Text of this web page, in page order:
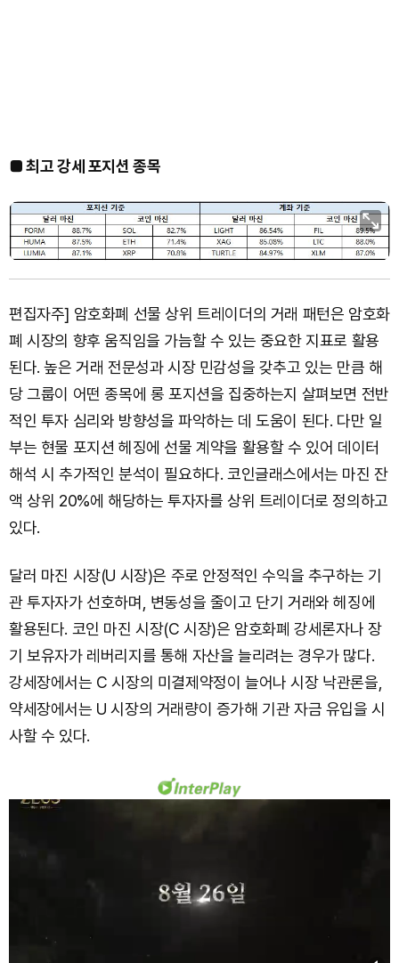
■ 최고 강세 포지션 종목
편집자주] 암호화폐 선물 상위 트레이더의 거래 패턴은 암호화
폐 시장의 향후 움직임을 가늠할 수 있는 중요한 지표로 활용
된다. 높은 거래 전문성과 시장 민감성을 갖추고 있는 만큼 해
당 그룹이 어떤 종목에 롱 포지션을 집중하는지 살펴보면 전반
적인 투자 심리와 방향성을 파악하는 데 도움이 된다. 다만 일
부는 현물 포지션 헤징에 선물 계약을 활용할 수 있어 데이터
해석 시 추가적인 분석이 필요하다. 코인글래스에서는 마진 잔
액 상위 20%에 해당하는 투자자를 상위 트레이더로 정의하고
있다.
달러 마진 시장(U 시장)은 주로 안정적인 수익을 추구하는 기
관 투자자가 선호하며, 변동성을 줄이고 단기 거래와 헤징에
활용된다. 코인 마진 시장(C 시장)은 암호화폐 강세론자나 장
기 보유자가 레버리지를 통해 자산을 늘리려는 경우가 많다.
강세장에서는 C 시장의 미결제약정이 늘어나 시장 낙관론을,
약세장에서는 U 시장의 거래량이 증가해 기관 자금 유입을 시
사할 수 있다.